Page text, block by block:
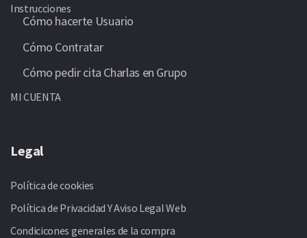
Instrucciones
Cómo hacerte Usuario
Cómo Contratar
Cómo pedir cita Charlas en Grupo
MI CUENTA
Legal
Política de cookies
Política de Privacidad Y Aviso Legal Web
Condicicones generales de la compra